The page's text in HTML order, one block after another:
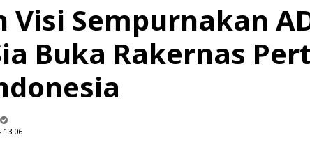
Visi Sempurnakan
Buka Rakernas
13.06